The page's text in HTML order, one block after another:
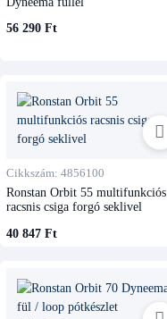
56 290 Ft
Cikkszám: 4856100
Ronstan Orbit 55 multifunkciós
racsnis csiga forgó seklivel
40 847 Ft